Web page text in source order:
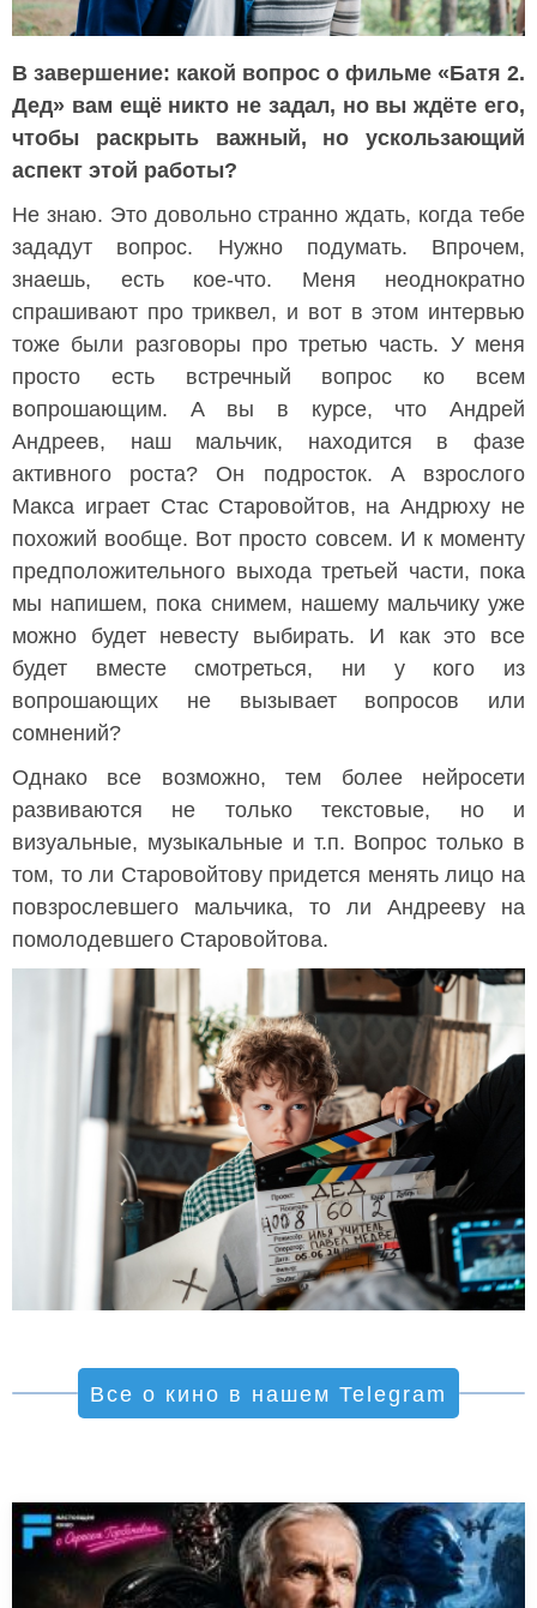
В завершение: какой вопрос о фильме «Батя 2.
Дед» вам ещё никто не задал, но вы ждёте его,
чтобы раскрыть важный, но ускользающий
аспект этой работы?
Не знаю. Это довольно странно ждать, когда тебе
зададут вопрос. Нужно подумать. Впрочем,
знаешь, есть кое-что. Меня неоднократно
спрашивают про триквел, и вот в этом интервью
тоже были разговоры про третью часть. У меня
просто есть встречный вопрос ко всем
вопрошающим. А вы в курсе, что Андрей
Андреев, наш мальчик, находится в фазе
активного роста? Он подросток. А взрослого
Макса играет Стас Старовойтов, на Андрюху не
похожий вообще. Вот просто совсем. И к моменту
предположительного выхода третьей части, пока
мы напишем, пока снимем, нашему мальчику уже
можно будет невесту выбирать. И как это все
будет вместе смотреться, ни у кого из
вопрошающих не вызывает вопросов или
сомнений?
Однако все возможно, тем более нейросети
развиваются не только текстовые, но и
визуальные, музыкальные и т.п. Вопрос только в
том, то ли Старовойтову придется менять лицо на
повзрослевшего мальчика, то ли Андрееву на
помолодевшего Старовойтова.
Все о кино в нашем Telegram